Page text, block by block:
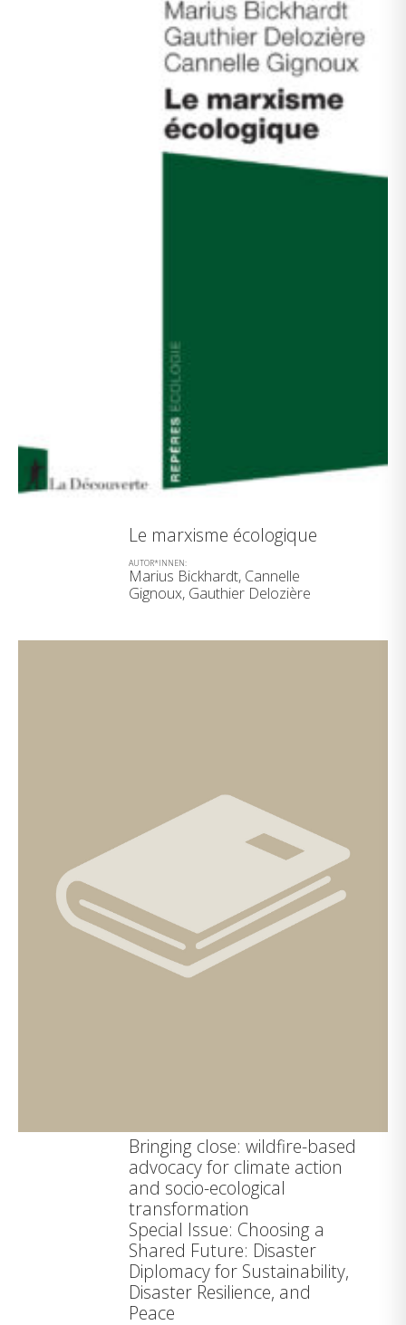
Le marxisme écologique
AUTOR*INNEN:
Marius Bickhardt, Cannelle
Gignoux, Gauthier Delozière
Bringing close: wildfire-based
advocacy for climate action
and socio-ecological
transformation
Special Issue: Choosing a
Shared Future: Disaster
Diplomacy for Sustainability,
Disaster Resilience, and
Peace